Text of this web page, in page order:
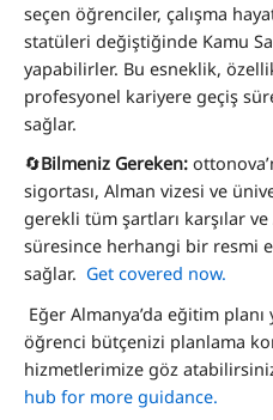
seçen öğrenciler, çalışma
statüleri değiştiğinde Kamu
yapabilirler. Bu esneklik,
profesyonel kariyere geçiş
sağlar.
🔄Bilmeniz Gereken:
sigortası, Alman vizesi ve
gerekli tüm şartları karşılar
süresince herhangi bir resmi
sağlar. Get covered now.
Eğer Almanya’da eğitim
öğrenci bütçenizi planlama
hizmetlerimize göz
hub for more guidance.